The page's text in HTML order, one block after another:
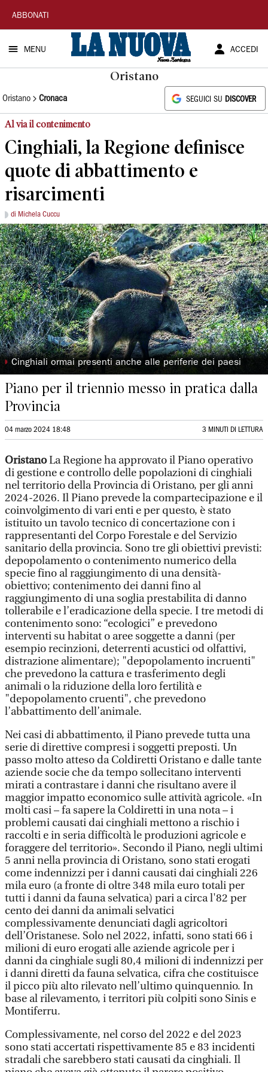
La
Nuova
Sardegna
ABBONATI
MENU ACCEDI
Oristano
Oristano Cronaca SEGUICI SU DISCOVER
Al via il contenimento
Cinghiali, la Regione definisce
quote di abbattimento e
risarcimenti
di Michela Cuccu
◗ Cinghiali ormai presenti anche alle periferie dei paesi
Piano per il triennio messo in pratica dalla
Provincia
04 marzo 2024 18:48 3 MINUTI DI LETTURA
OristanoLa Regione ha approvato il Piano operativo
di gestione e controllo delle popolazioni di cinghiali
nel territorio della Provincia di Oristano, per gli anni
2024-2026. Il Piano prevede la compartecipazione e il
coinvolgimento di vari enti e per questo, è stato
istituito un tavolo tecnico di concertazione con i
rappresentanti del Corpo Forestale e del Servizio
sanitario della provincia. Sono tre gli obiettivi previsti:
depopolamento o contenimento numerico della
specie fino al raggiungimento di una densità-
obiettivo; contenimento dei danni fino al
raggiungimento di una soglia prestabilita di danno
tollerabile e l’eradicazione della specie. I tre metodi di
contenimento sono: “ecologici” e prevedono
interventi su habitat o aree soggette a danni (per
esempio recinzioni, deterrenti acustici od olfattivi,
distrazione alimentare); "depopolamento incruenti"
che prevedono la cattura e trasferimento degli
animali o la riduzione della loro fertilità e
"depopolamento cruenti", che prevedono
l’abbattimento dell’animale.
Nei casi di abbattimento, il Piano prevede tutta una
serie di direttive compresi i soggetti preposti. Un
passo molto atteso da Coldiretti Oristano e dalle tante
aziende socie che da tempo sollecitano interventi
mirati a contrastare i danni che risultano avere il
maggior impatto economico sulle attività agricole. «In
molti casi – fa sapere la Coldiretti in una nota – i
problemi causati dai cinghiali mettono a rischio i
raccolti e in seria difficoltà le produzioni agricole e
foraggere del territorio». Secondo il Piano, negli ultimi
5 anni nella provincia di Oristano, sono stati erogati
come indennizzi per i danni causati dai cinghiali 226
mila euro (a fronte di oltre 348 mila euro totali per
tutti i danni da fauna selvatica) pari a circa l'82 per
cento dei danni da animali selvatici
complessivamente denunciati dagli agricoltori
dell’Oristanese. Solo nel 2022, infatti, sono stati 66 i
milioni di euro erogati alle aziende agricole per i
danni da cinghiale sugli 80,4 milioni di indennizzi per
i danni diretti da fauna selvatica, cifra che costituisce
il picco più alto rilevato nell’ultimo quinquennio. In
base al rilevamento, i territori più colpiti sono Sinis e
Montiferru.
Complessivamente, nel corso del 2022 e del 2023
sono stati accertati rispettivamente 85 e 83 incidenti
stradali che sarebbero stati causati da cinghiali. Il